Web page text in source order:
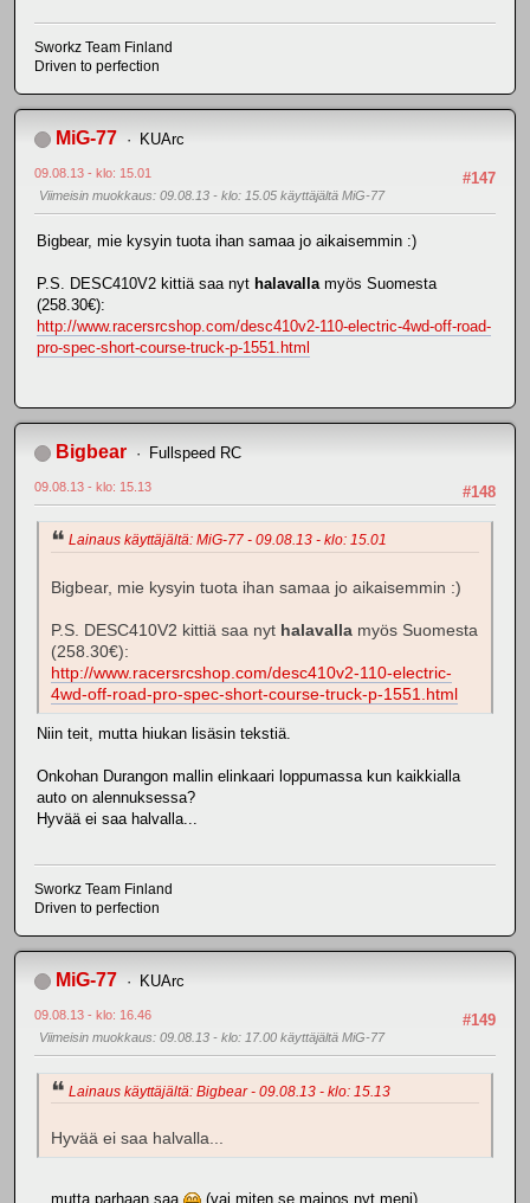
Sworkz Team Finland
Driven to perfection
MiG-77 KUArc
#147
09.08.13 - klo: 15.01
Viimeisin muokkaus: 09.08.13 - klo: 15.05 käyttäjältä MiG-77
Bigbear, mie kysyin tuota ihan samaa jo aikaisemmin :)
P.S. DESC410V2 kittiä saa nyt halavalla myös Suomesta
(258.30€):
http://www.racersrcshop.com/desc410v2-110-electric-4wd-off-road-
pro-spec-short-course-truck-p-1551.html
Bigbear Fullspeed RC
#148
09.08.13 - klo: 15.13
Lainaus käyttäjältä: MiG-77 - 09.08.13 - klo: 15.01
Bigbear, mie kysyin tuota ihan samaa jo aikaisemmin :)
P.S. DESC410V2 kittiä saa nyt halavalla myös Suomesta
(258.30€):
http://www.racersrcshop.com/desc410v2-110-electric-
4wd-off-road-pro-spec-short-course-truck-p-1551.html
Niin teit, mutta hiukan lisäsin tekstiä.
Onkohan Durangon mallin elinkaari loppumassa kun kaikkialla
auto on alennuksessa?
Hyvää ei saa halvalla...
Sworkz Team Finland
Driven to perfection
MiG-77 KUArc
#149
09.08.13 - klo: 16.46
Viimeisin muokkaus: 09.08.13 - klo: 17.00 käyttäjältä MiG-77
Lainaus käyttäjältä: Bigbear - 09.08.13 - klo: 15.13
Hyvää ei saa halvalla...
...mutta parhaan saa (vai miten se mainos nyt meni)